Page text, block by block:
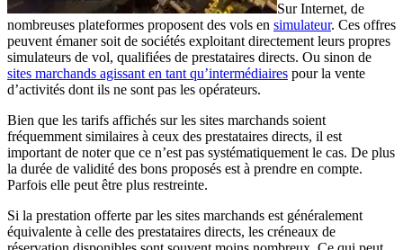
Sur Internet, de
nombreuses plateformes proposent des vols en simulateur. Ces offres
peuvent émaner soit de sociétés exploitant directement leurs propres
simulateurs de vol, qualifiées de prestataires directs. Ou sinon de
sites marchands agissant en tant qu’intermédiaires pour la vente
d’activités dont ils ne sont pas les opérateurs.
Bien que les tarifs affichés sur les sites marchands soient
fréquemment similaires à ceux des prestataires directs, il est
important de noter que ce n’est pas systématiquement le cas. De plus
la durée de validité des bons proposés est à prendre en compte.
Parfois elle peut être plus restreinte.
Si la prestation offerte par les sites marchands est généralement
équivalente à celle des prestataires directs, les créneaux de